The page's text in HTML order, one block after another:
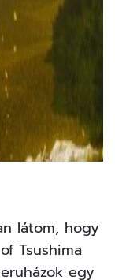
látom, hogy
Tsushima
egy